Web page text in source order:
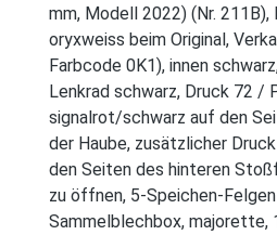
mm, Modell 2022) (Nr. 211B),
oryxweiss beim Original,
Farbcode 0K1), innen
Lenkrad schwarz, Druck 72 /
signalrot/schwarz auf den
der Haube, zusätzlicher
den Seiten des hinteren
zu öffnen, 5-Speichen-
Sammelblechbox, majorette,